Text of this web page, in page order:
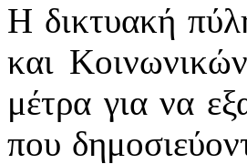
Η δικτυακή
και
μέτρα για να
που